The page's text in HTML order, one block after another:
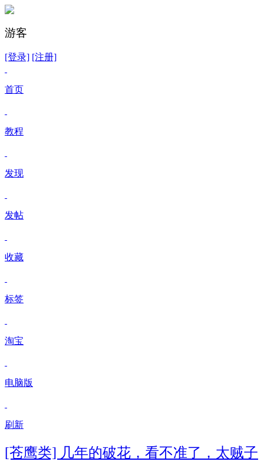
游客
[登录] [注册]
首页
教程
发现
发帖
收藏
标签
淘宝
电脑版
刷新
[苍鹰类] 几年的破花，看不准了，太贼子